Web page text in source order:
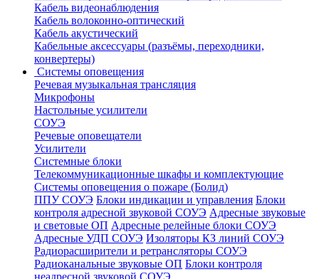
Кабель видеонаблюдения
Кабель волоконно-оптический
Кабель акустический
Кабельные аксессуары (разъёмы, переходники,
конвертеры)
Системы оповещения
Речевая музыкальная трансляция
Микрофоны
Настольные усилители
СОУЭ
Речевые оповещатели
Усилители
Системные блоки
Телекоммуникационные шкафы и комплектующие
Системы оповещения о пожаре (Болид)
ППУ СОУЭ Блоки индикации и управления Блоки
контроля адресной звуковой СОУЭ Адресные звуковые
и световые ОП Адресные релейные блоки СОУЭ
Адресные УДП СОУЭ Изоляторы КЗ линий СОУЭ
Радиорасширители и ретрансляторы СОУЭ
Радиоканальные звуковые ОП Блоки контроля
неадресной звуковой СОУЭ